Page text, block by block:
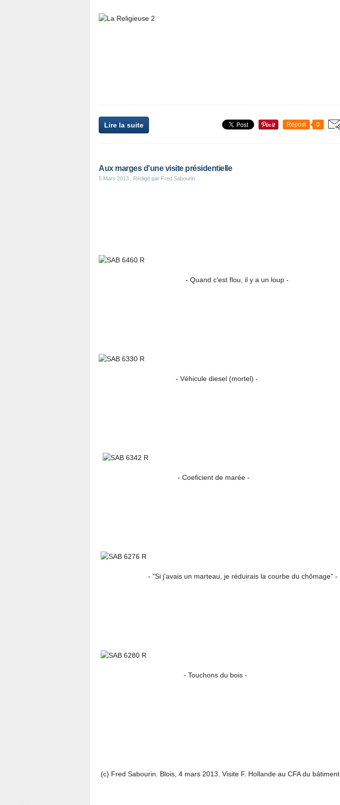
Lire la suite Repost 0
Aux marges d'une visite présidentielle
5 Mars 2013 , Rédigé par Fred Sabourin
- Quand c'est flou, il y a un loup -
- Véhicule diesel (mortel) -
- Coeficient de marée -
- "Si j'avais un marteau, je réduirais la courbe du chômage" -
- Touchons du bois -
(c) Fred Sabourin. Blois, 4 mars 2013. Visite F. Hollande au CFA du bâtiment.